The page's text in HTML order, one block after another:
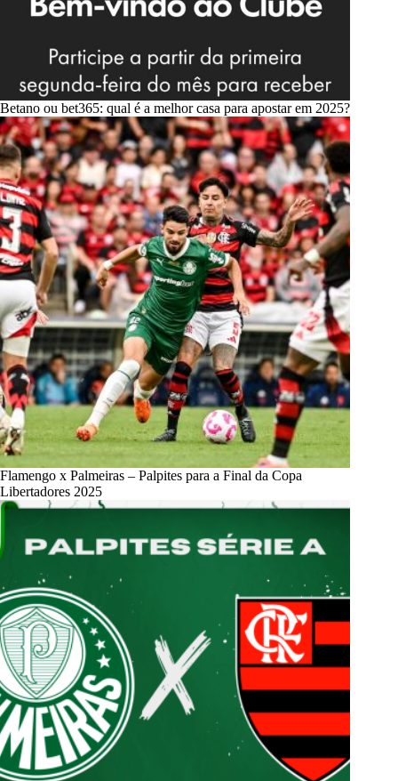
Betano ou bet365: qual é a melhor casa para apostar em 2025?
Flamengo x Palmeiras – Palpites para a Final da Copa
Libertadores 2025